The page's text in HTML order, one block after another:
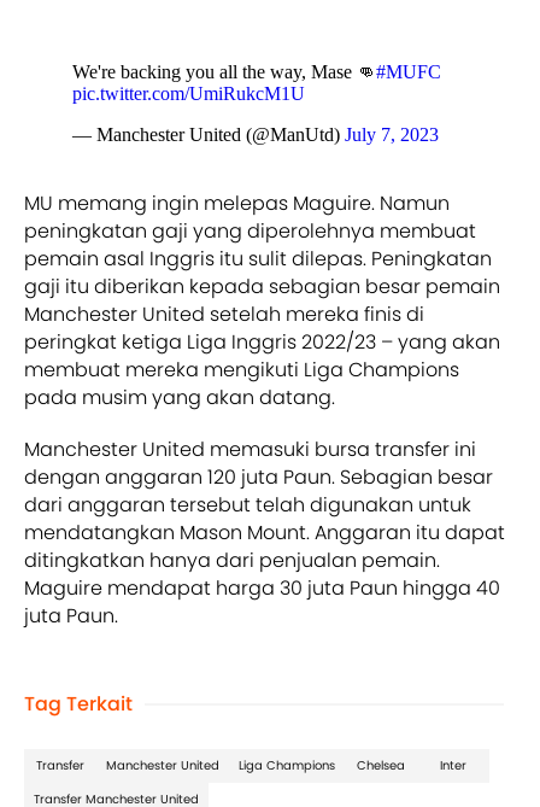
We're backing you all the way, Mase 👊#MUFC
pic.twitter.com/UmiRukcM1U
— Manchester United (@ManUtd) July 7, 2023
MU memang ingin melepas Maguire. Namun
peningkatan gaji yang diperolehnya membuat
pemain asal Inggris itu sulit dilepas. Peningkatan
gaji itu diberikan kepada sebagian besar pemain
Manchester United setelah mereka finis di
peringkat ketiga Liga Inggris 2022/23 – yang akan
membuat mereka mengikuti Liga Champions
pada musim yang akan datang.
Manchester United memasuki bursa transfer ini
dengan anggaran 120 juta Paun. Sebagian besar
dari anggaran tersebut telah digunakan untuk
mendatangkan Mason Mount. Anggaran itu dapat
ditingkatkan hanya dari penjualan pemain.
Maguire mendapat harga 30 juta Paun hingga 40
juta Paun.
Tag Terkait
Transfer Manchester United Liga Champions Chelsea
Inter
Transfer Manchester United